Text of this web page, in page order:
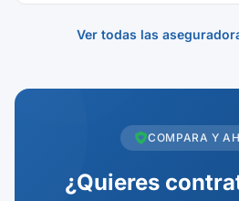
Ver todas las
COMPARA Y
¿Quieres